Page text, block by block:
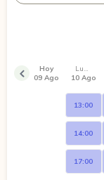
Hoy
09 Ago
Lunes
10 Ago
13:00
14:00
17:00